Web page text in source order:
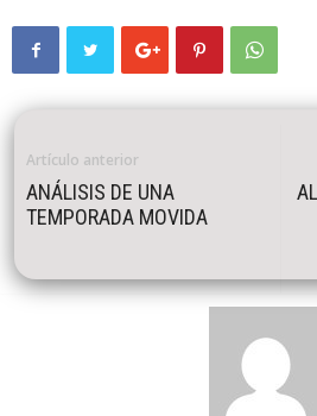
Artículo anterior
ANÁLISIS DE UNA
TEMPORADA MOVIDA